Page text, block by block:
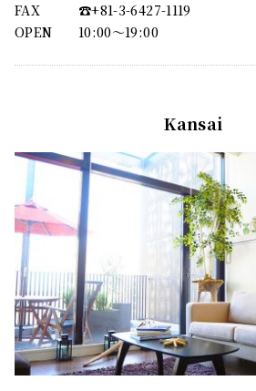
FAX
☎︎+81-3-6427-1119
OPEN
10:00〜19:00
Kansai